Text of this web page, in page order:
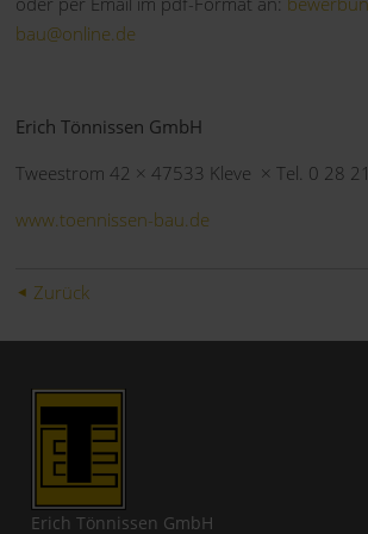
bau@online.de
Erich Tönnissen GmbH
Tweestrom 42 × 47533 Kleve × Tel. 0 28
www.toennissen-bau.de
Zurück
Erich Tönnissen GmbH